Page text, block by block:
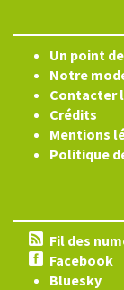
Un point
Notre
Contacter
Crédits
Mentions
Politique
Fil des
Facebook
Bluesky